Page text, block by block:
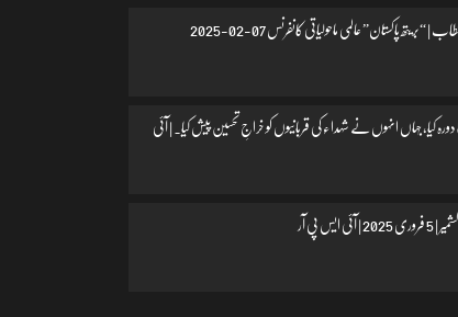
پاکستان” عالمی ماحولیاتی کانفرنس 07-02-2025
کیا، جہاں انہوں نے شہداء کی قربانیوں کو خراجِ تحسین پیش کیا۔ | آئی
پی آر